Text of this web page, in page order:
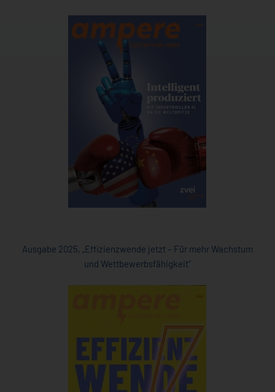
Ausgabe 2025, „Effizienzwende jetzt – Für mehr Wachstum
und Wettbewerbsfähigkeit“